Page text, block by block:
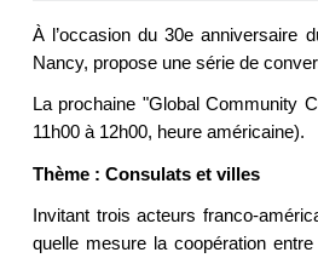
À l’occasion du 30e anniversaire
Nancy, propose une série de
La prochaine "Global Community
11h00 à 12h00, heure américaine).
Thème : Consulats et villes
Invitant trois acteurs franco-
quelle mesure la coopération